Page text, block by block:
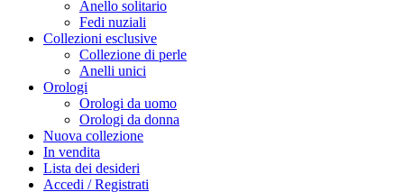
Anello solitario
Fedi nuziali
Collezioni esclusive
Collezione di perle
Anelli unici
Orologi
Orologi da uomo
Orologi da donna
Nuova collezione
In vendita
Lista dei desideri
Accedi / Registrati